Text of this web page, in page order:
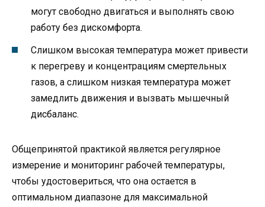
могут свободно двигаться и выполнять свою
работу без дискомфорта.
Слишком высокая температура может привести
к перегреву и концентрациям смертельных
газов, а слишком низкая температура может
замедлить движения и вызвать мышечный
дисбаланс.
Общепринятой практикой является регулярное
измерение и мониторинг рабочей температуры,
чтобы удостовериться, что она остается в
оптимальном диапазоне для максимальной